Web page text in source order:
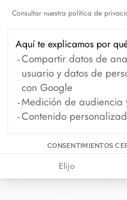
En dinh van
que todo el
info@dinhvan.fr
+33 (0)1 42 86 02 66
dinh van
Newsletter
Consultar nuestra política de
Aquí te explicamos por
Compartir datos de
usuario y datos de
con Google
Medición de audiencia
Contenido
CONSENTIMIENTOS
Elijo